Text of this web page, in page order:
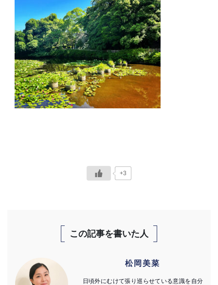
+3
この記事を書いた人
松岡美菜
日頃外にむけて張り巡らせている意識を自分